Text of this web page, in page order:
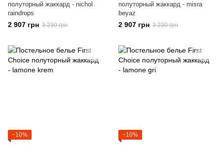
полуторный жаккард - nichol
raindrops
2 907 грн 3 230 грн
полуторный жаккард - misra
beyaz
2 907 грн 3 230 грн
−10% −10%